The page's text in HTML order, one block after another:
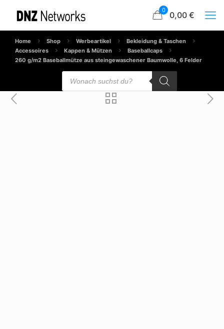
0 0,00 €
Home Shop Werbeartikel
Bekleidung & Taschen
Accessoires
Kappen & Mützen
Baseballcaps
260 g/m2 Baseballmütze aus steingewaschener Baumwolle, 6 Felder
Products
search